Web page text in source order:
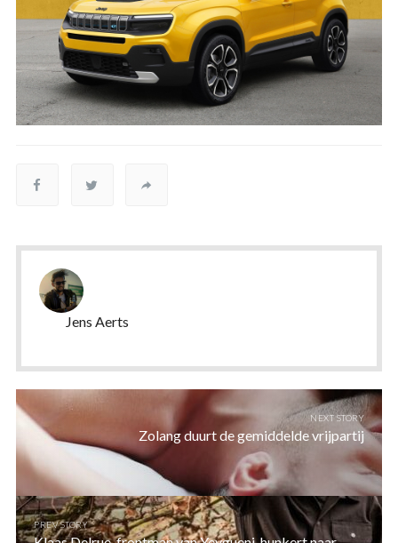
Jens Aerts
NEXT STORY
Zolang duurt de gemiddelde vrijpartij
PREV STORY